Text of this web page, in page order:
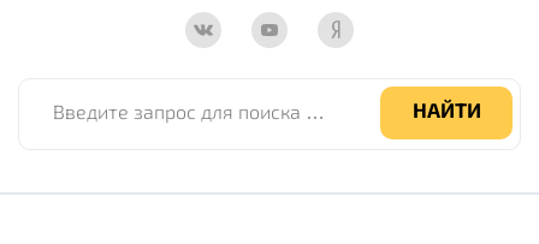
НАЙТИ